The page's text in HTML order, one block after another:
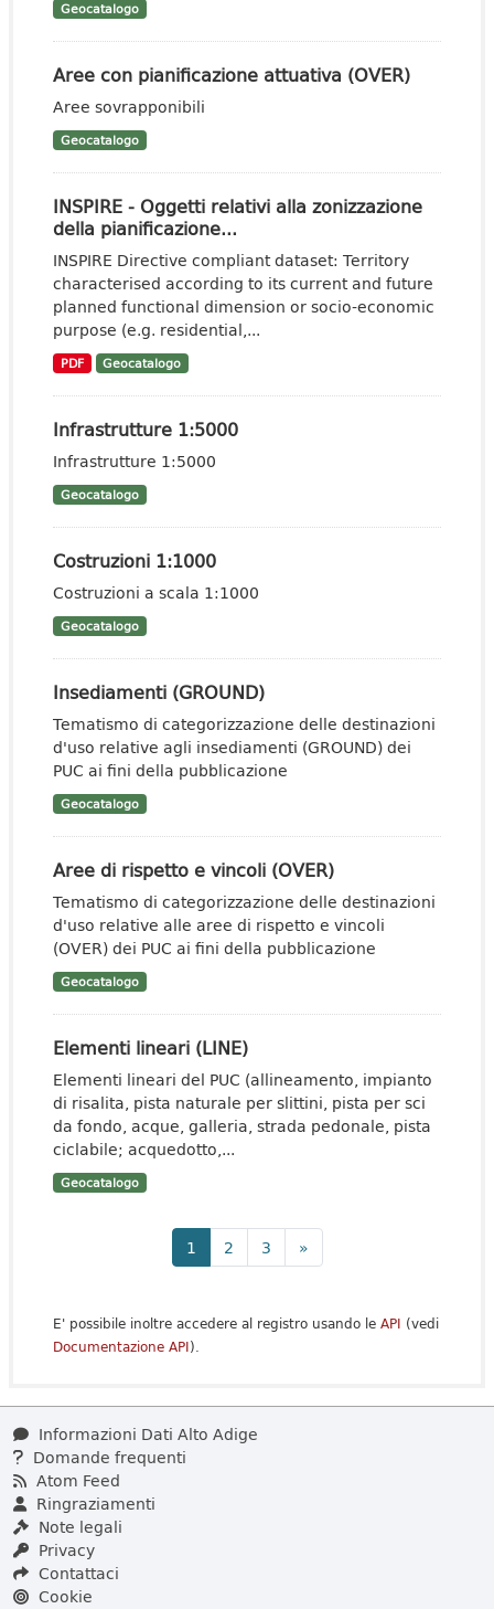
Geocatalogo
Aree con pianificazione attuativa (OVER)
Aree sovrapponibili
Geocatalogo
INSPIRE - Oggetti relativi alla zonizzazione
della pianificazione...
INSPIRE Directive compliant dataset: Territory
characterised according to its current and future
planned functional dimension or socio-economic
purpose (e.g. residential,...
PDF Geocatalogo
Infrastrutture 1:5000
Infrastrutture 1:5000
Geocatalogo
Costruzioni 1:1000
Costruzioni a scala 1:1000
Geocatalogo
Insediamenti (GROUND)
Tematismo di categorizzazione delle destinazioni
d'uso relative agli insediamenti (GROUND) dei
PUC ai fini della pubblicazione
Geocatalogo
Aree di rispetto e vincoli (OVER)
Tematismo di categorizzazione delle destinazioni
d'uso relative alle aree di rispetto e vincoli
(OVER) dei PUC ai fini della pubblicazione
Geocatalogo
Elementi lineari (LINE)
Elementi lineari del PUC (allineamento, impianto
di risalita, pista naturale per slittini, pista per sci
da fondo, acque, galleria, strada pedonale, pista
ciclabile; acquedotto,...
Geocatalogo
1 2 3 »
E' possibile inoltre accedere al registro usando le API (vedi
Documentazione API).
Informazioni Dati Alto Adige
Domande frequenti
Atom Feed
Ringraziamenti
Note legali
Privacy
Contattaci
Cookie